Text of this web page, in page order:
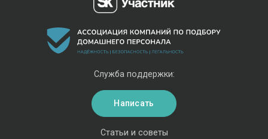
Статьи и советы
Служба поддержки:
Написать